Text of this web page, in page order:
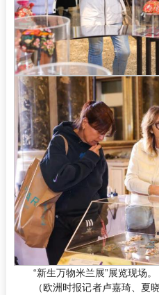
“新生万物米兰展”展览现场
（欧洲时报记者卢嘉琦、夏